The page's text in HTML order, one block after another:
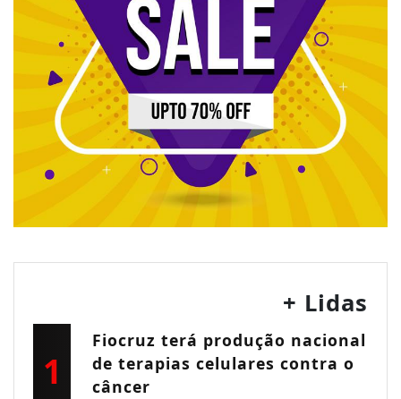
+ Lidas
1
Fiocruz terá produção nacional
de terapias celulares contra o
câncer